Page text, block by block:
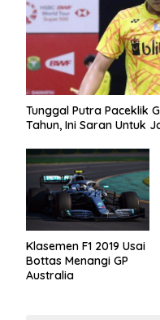
Tunggal Putra Paceklik
Tahun, Ini Saran Untuk
Klasemen F1 2019 Usai
Bottas Menangi GP
Australia